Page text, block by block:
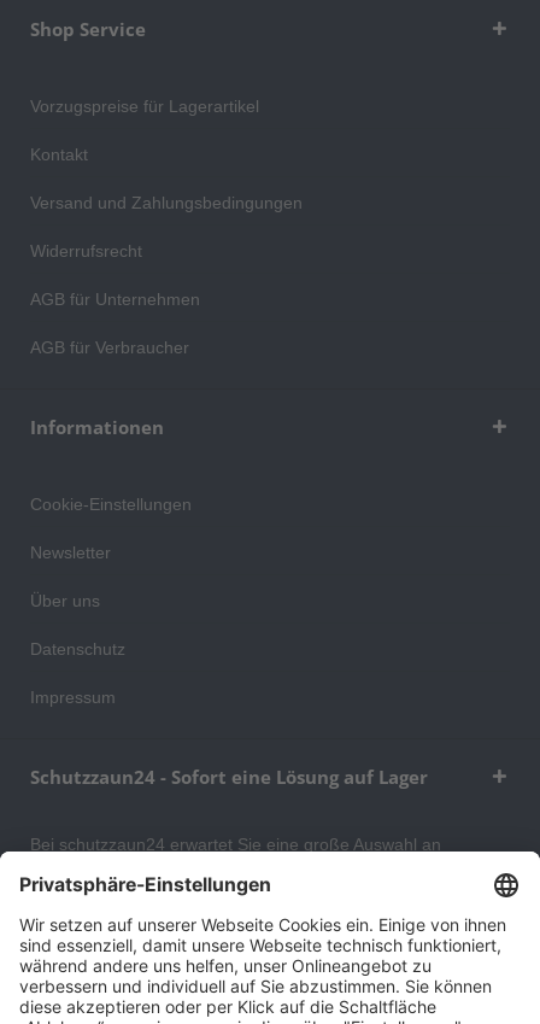
Shop Service
Vorzugspreise für Lagerartikel
Kontakt
Versand und Zahlungsbedingungen
Widerrufsrecht
AGB für Unternehmen
AGB für Verbraucher
Informationen
Cookie-Einstellungen
Newsletter
Über uns
Datenschutz
Impressum
Schutzzaun24 - Sofort eine Lösung auf Lager
Bei schutzzaun24 erwartet Sie eine große Auswahl an
Schutzgittern, Schutzeinrichtungen, Absturzsicherungen und
auch Ihr Wohngebäude optimal organisieren und sichern
können. An unserem Versandlager bevorraten wir ein großes
Sortiment von Lagerartikeln, welche innerhalb von 48 Stunden